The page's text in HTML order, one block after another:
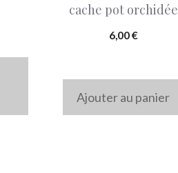
cache pot orchidée
6,00€
Ajouter au panier